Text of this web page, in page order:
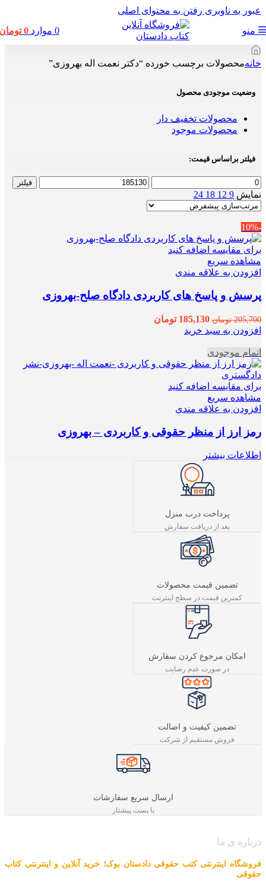
عبور به ناوبری رفتن به محتوای اصلی
منو
0 موارد 0
خانهمحصولات برچسب خورده “دکتر نعمت اله بهروزی”
وضعیت موجودی محصول
محصولات تخفیف دار
محصولات موجود
فیلتر براساس قیمت:
حداقل
قیمت
حداکثر
فیلتر
نمایش 9
12
18
24
-10%
برای مقایسه اضافه کنید
مشاهده سریع
افزودن به علاقه مندی
پرسش و پاسخ های کاربردی دادگاه صلح-بهروزی
205,700 تومان قیمت
اصلی
بود.
185,130 تومان
افزودن به سبد خرید
اتمام موجودی
برای مقایسه اضافه کنید
مشاهده سریع
افزودن به علاقه مندی
رمز ارز از منظر حقوقی و کاربردی – بهروزی
اطلاعات بیشتر
پرداخت درب منزل
بعد از دریافت سفارش
تضمین قیمت محصولات
کمترین قیمت در سطح اینترنت
امکان مرجوع کردن سفارش
در صورت عدم رضایت
تضمین کیفیت و اصالت
فروش مستقیم از شرکت
ارسال سریع سفارشات
با پست پیشتاز
درباره ی ما
فروشگاه اینترنتی کتب حقوقی دادستان بوک؛ خرید آنلاین و اینترنتی کتاب
حقوقی